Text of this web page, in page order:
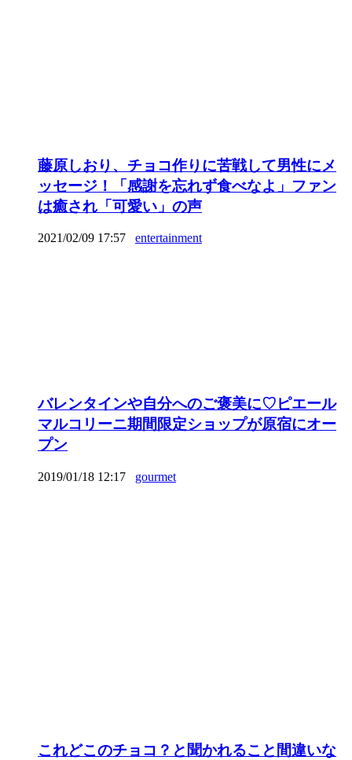
藤原しおり、チョコ作りに苦戦して男性にメ
ッセージ！「感謝を忘れず食べなよ」ファン
は癒され「可愛い」の声
2021/02/09 17:57 entertainment
バレンタインや自分へのご褒美に♡ピエール
マルコリーニ期間限定ショップが原宿にオー
プン
2019/01/18 12:17 gourmet
これどこのチョコ？と聞かれること間違いな